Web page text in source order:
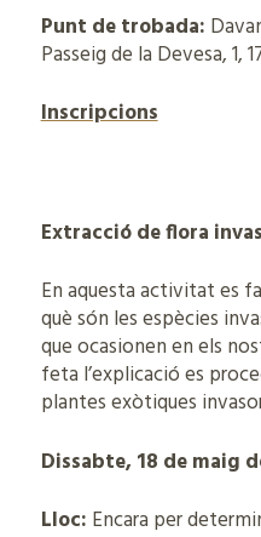
Punt de trobada:
Passeig de la Devesa, 1,
Inscripcions
Extracció de flora
En aquesta activitat es
què són les espècies
que ocasionen en els
feta l’explicació es
plantes exòtiques
Dissabte, 18 de maig
Lloc: Encara per